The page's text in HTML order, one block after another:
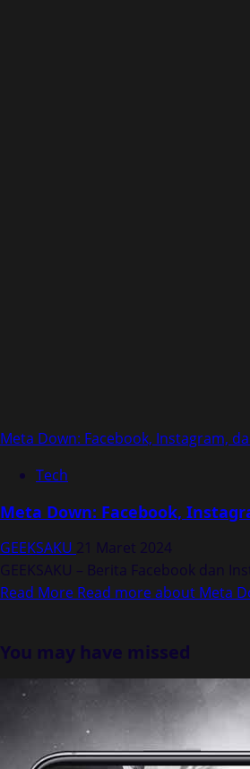
Meta Down: Facebook, Instagram,
Tech
Meta Down: Facebook,
GEEKSAKU 21 Maret 2024
GEEKSAKU – Berita Facebook dan
Read More Read more about Meta
You may have missed